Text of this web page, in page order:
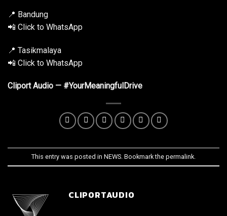
📍 Bandung
📲 Click to WhatsApp
📍 Tasikmalaya
📲 Click to WhatsApp
Cliport Audio — #YourMeaningfulDrive
This entry was posted in NEWS . Bookmark the permalink
CLIPORTAUDIO